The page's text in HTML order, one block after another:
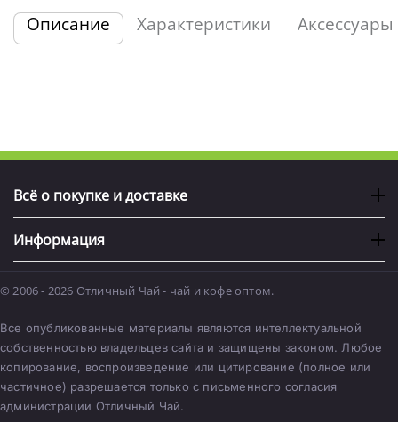
Описание Характеристики Аксессуары
Всё о покупке и доставке
Информация
© 2006 - 2026 Отличный Чай - чай и кофе оптом.
Все опубликованные материалы являются интеллектуальной
собственностью владельцев сайта и защищены законом. Любое
копирование, воспроизведение или цитирование (полное или
частичное) разрешается только с письменного согласия
администрации Отличный Чай.